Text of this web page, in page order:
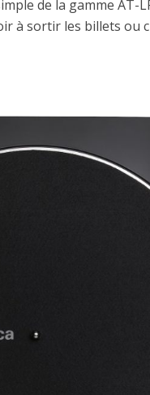
de la gamme AT-
à sortir les billets